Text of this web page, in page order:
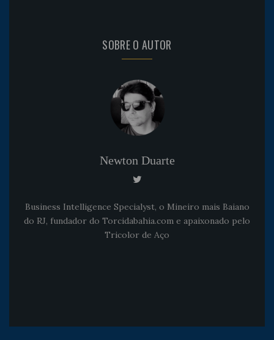
SOBRE O AUTOR
Newton Duarte
Business Intelligence Specialyst, o Mineiro mais Baiano
do RJ, fundador do Torcidabahia.com e apaixonado pelo
Tricolor de Aço